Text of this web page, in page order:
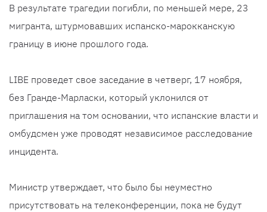
В результате трагедии погибли, по меньшей мере, 23
мигранта, штурмовавших испанско-марокканскую
границу в июне прошлого года.
LIBE проведет свое заседание в четверг, 17 ноября,
без Гранде-Марласки, который уклонился от
приглашения на том основании, что испанские власти и
омбудсмен уже проводят независимое расследование
инцидента.
Министр утверждает, что было бы неуместно
присутствовать на телеконференции, пока не будут